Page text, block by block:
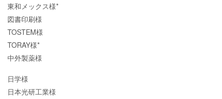
東和メックス様*
図書印刷様
TOSTEM様
TORAY様*
中外製薬様
日学様
日本光研工業様